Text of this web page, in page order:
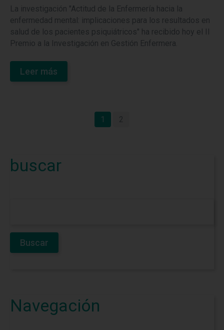
La investigación "Actitud de la Enfermería hacia la
enfermedad mental: implicaciones para los resultados en
salud de los pacientes psiquiátricos" ha recibido hoy el II
Premio a la Investigación en Gestión Enfermera.
Leer más
1
buscar
Navegación